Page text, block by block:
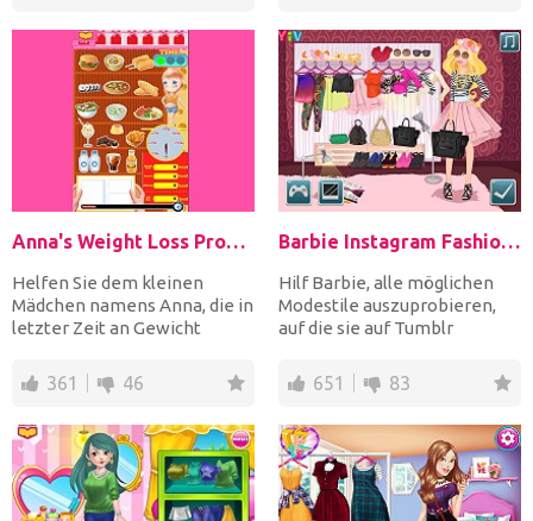
Anna's Weight Loss Program
Helfen Sie dem kleinen
Mädchen namens Anna, die in
letzter Zeit an Gewicht
g...
361 46
Barbie Instagram Fashion Challenge
Hilf Barbie, alle möglichen
Modestile auszuprobieren,
auf die sie auf Tumblr
651 83